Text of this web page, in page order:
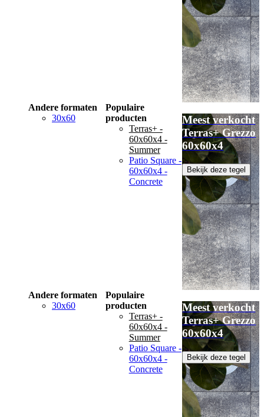
Andere formaten
30x60
Populaire
producten
Terras+ -
60x60x4 -
Summer
Patio Square -
60x60x4 -
Concrete
Meest verkocht
Terras+ Grezzo
60x60x4
Bekijk deze tegel
Andere formaten
30x60
Populaire
producten
Terras+ -
60x60x4 -
Summer
Patio Square -
60x60x4 -
Concrete
Meest verkocht
Terras+ Grezzo
60x60x4
Bekijk deze tegel